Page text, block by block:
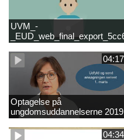
UVM_-
04:17
Optagelse på
ungdomsuddannelserne 2019
04:34